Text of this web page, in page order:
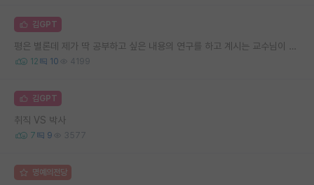
김GPT
평은 별론데 제가 딱 공부하고 싶은 내용의 연구를 하고 계시는 교수님이 계십니다.
12 10 4199
김GPT
취직 VS 박사
7 9 3577
명예의전당